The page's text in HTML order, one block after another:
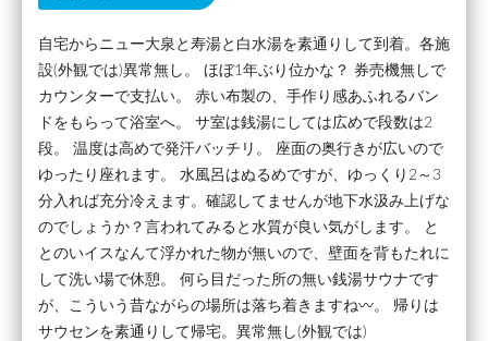
自宅からニュー大泉と寿湯と白水湯を素通りして到着。各施
設(外観では)異常無し。 ほぼ1年ぶり位かな？ 券売機無しで
カウンターで支払い。 赤い布製の、手作り感あふれるバン
ドをもらって浴室へ。 サ室は銭湯にしては広めで段数は2
段。 温度は高めで発汗バッチリ。 座面の奥行きが広いので
ゆったり座れます。 水風呂はぬるめですが、ゆっくり2～3
分入れば充分冷えます。確認してませんが地下水汲み上げな
のでしょうか？言われてみると水質が良い気がします。 と
とのいイスなんて浮かれた物が無いので、壁面を背もたれに
して洗い場で休憩。 何ら目だった所の無い銭湯サウナです
が、こういう昔ながらの場所は落ち着きますね〰️。 帰りは
サウセンを素通りして帰宅。異常無し(外観では)